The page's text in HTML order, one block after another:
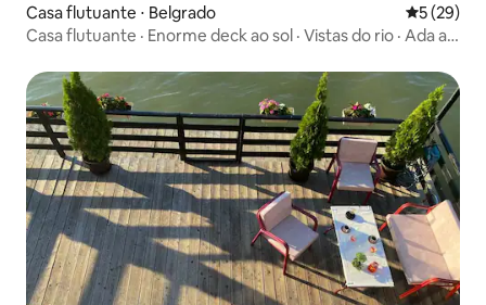
Casa flutuante ⋅ Belgrado 5 de uma
5 (29)
Casa flutuante · Enorme deck ao sol · Vistas do rio · Ada a